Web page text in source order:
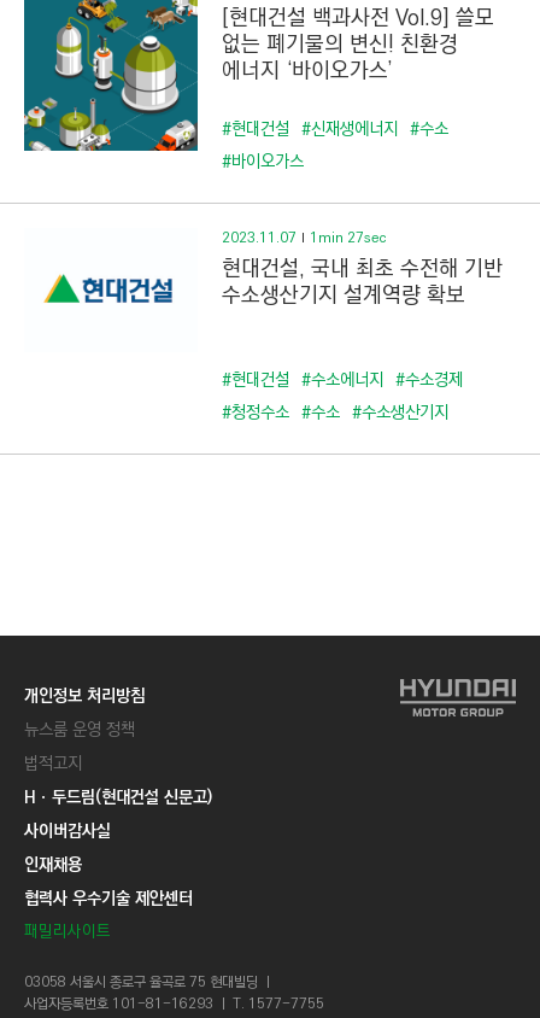
[현대건설 백과사전 Vol.9] 쓸모
없는 폐기물의 변신! 친환경
에너지 ‘바이오가스’
#현대건설 #신재생에너지 #수소
#바이오가스
2023.11.07 1min 27sec
현대건설, 국내 최초 수전해 기반
수소생산기지 설계역량 확보
#현대건설 #수소에너지 #수소경제
#청정수소 #수소 #수소생산기지
개인정보 처리방침
뉴스룸 운영 정책
법적고지
Hㆍ두드림(현대건설 신문고)
사이버감사실
인재채용
협력사 우수기술 제안센터
패밀리사이트
03058 서울시 종로구 율곡로 75 현대빌딩 ㅣ
사업자등록번호 101-81-16293 ㅣ T. 1577-7755